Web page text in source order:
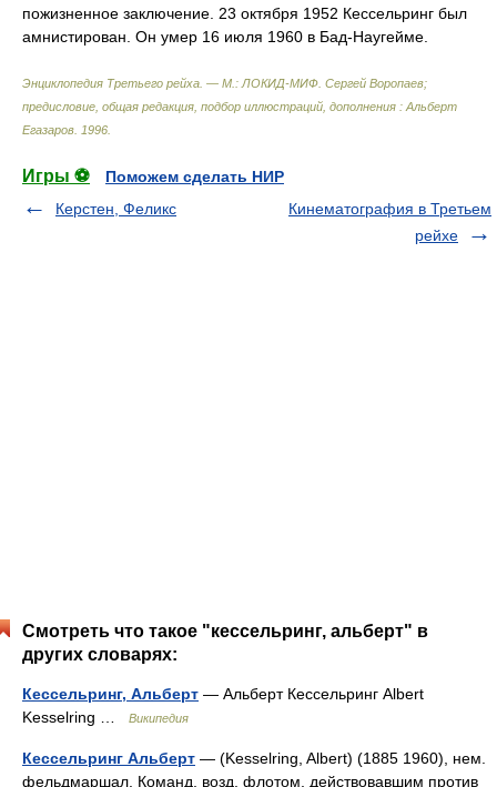
пожизненное заключение. 23 октября 1952 Кессельринг был
амнистирован. Он умер 16 июля 1960 в Бад-Наугейме.
Энциклопедия Третьего рейха. — М.: ЛОКИД-МИФ Сергей Воропаев;
предисловие, общая редакция, подбор иллюстраций, дополнения : Альберт
Егазаров 1996
Игры ⚽
Поможем сделать НИР
Керстен, Феликс
Кинематография в Третьем
рейхе
Смотреть что такое "кессельринг, альберт" в
других словарях:
Кессельринг, Альберт — Альберт Кессельринг Albert
Kesselring …
Википедия
Кессельринг Альберт — (Kesselring, Albert) (1885 1960), нем.
фельдмаршал. Команд, возд. флотом, действовавшим против